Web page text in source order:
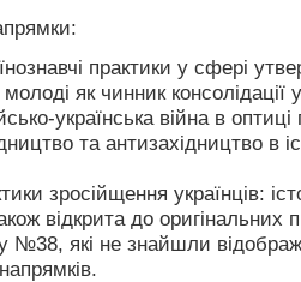
практики у сфері
молоді як чинник консолідації
українська війна в оптиці
та антизахідництво в
зросійщення українців:
відкрита до
№38, які не знайшли